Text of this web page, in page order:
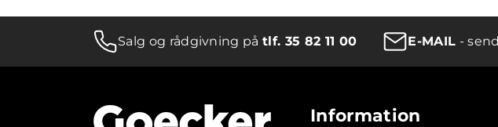
Salg og rådgivning påtlf. 35 82 11 00 E-MAIL -
Information